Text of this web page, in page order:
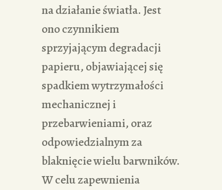
na działanie światła. Jest
ono czynnikiem
sprzyjającym degradacji
papieru, objawiającej się
spadkiem wytrzymałości
mechanicznej i
przebarwieniami, oraz
odpowiedzialnym za
blaknięcie wielu barwników.
W celu zapewnienia